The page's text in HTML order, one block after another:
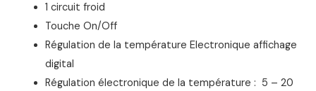
1 circuit froid
Touche On/Off
Régulation de la température Electronique affichage
digital
Régulation électronique de la température : 5 – 20